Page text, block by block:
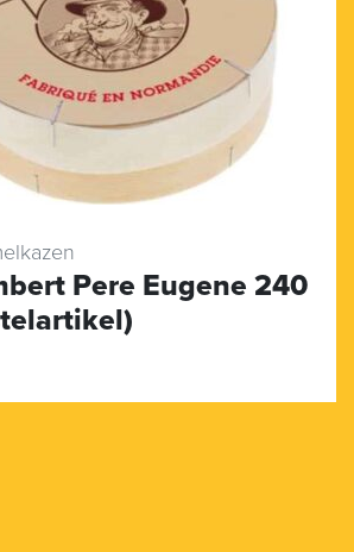
Pere Eugene 240